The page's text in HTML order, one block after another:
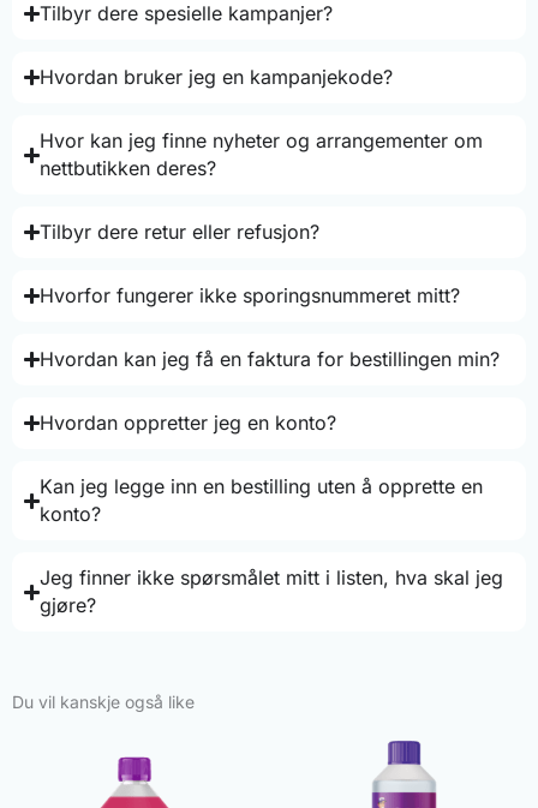
Tilbyr dere spesielle kampanjer?
Hvordan bruker jeg en kampanjekode?
Hvor kan jeg finne nyheter og arrangementer om
nettbutikken deres?
Tilbyr dere retur eller refusjon?
Hvorfor fungerer ikke sporingsnummeret mitt?
Hvordan kan jeg få en faktura for bestillingen min?
Hvordan oppretter jeg en konto?
Kan jeg legge inn en bestilling uten å opprette en
konto?
Jeg finner ikke spørsmålet mitt i listen, hva skal jeg
gjøre?
Du vil kanskje også like